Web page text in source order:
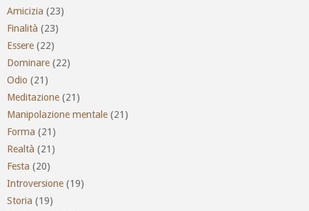
Amicizia (23)
Finalità (23)
Essere (22)
Dominare (22)
Odio (21)
Meditazione (21)
Manipolazione mentale (21)
Forma (21)
Realtà (21)
Festa (20)
Introversione (19)
Storia (19)